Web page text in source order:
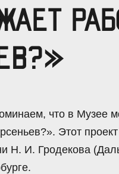
что в Музее
Этот проект
Н. И. Гродекова